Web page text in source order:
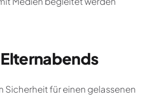
Sicherheit für einen gelassenen